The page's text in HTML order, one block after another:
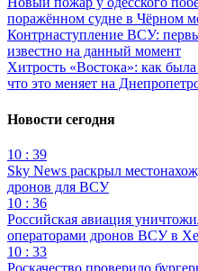
поражённом судне в Чёрном
Контрнаступление ВСУ:
известно на данный момент
Хитрость «Востока»: как
что это меняет на
Новости сегодня
10 : 39
Sky News раскрыл
дронов для ВСУ
10 : 36
Российская авиация
операторами дронов ВСУ в
10 : 33
Роскачество проверило